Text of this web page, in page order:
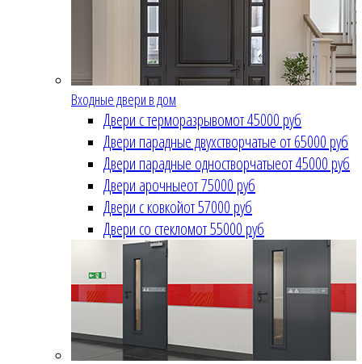
Входные двери в дом
Двери с терморазрывомот 45000 руб
Двери парадные двухстворчатые от 65000 руб
Двери парадные одностворчатыеот 45000 руб
Двери арочныеот 75000 руб
Двери с ковкойот 57000 руб
Двери со стекломот 55000 руб